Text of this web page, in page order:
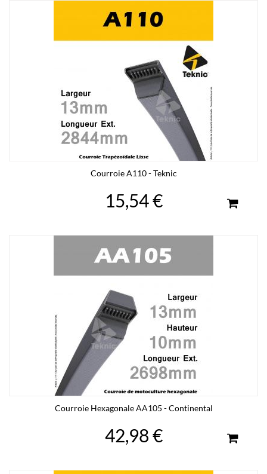
Courroie A110 - Teknic
15,54 €
Courroie Hexagonale AA105 - Continental
42,98 €